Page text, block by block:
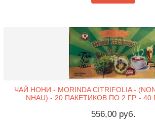
ЧАЙ НОНИ - MORINDA CITRIFOLIA -
NHAU) - 20 ПАКЕТИКОВ ПО 2 ГР. - 40
556,00 руб.